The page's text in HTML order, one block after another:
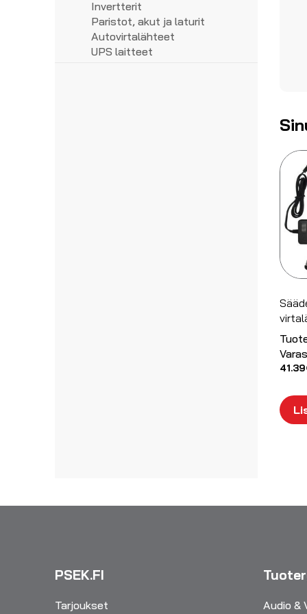
Phoenix Contact riviliittimet
Weidmuller riviliittimet
Tarratulostus
Teipit
Valonheittimet
Merkkivalot
Taskulamput/otsalamput
Invertterit
Paristot, akut ja laturit
Autovirtalähteet
UPS laitteet
41.39
PSEK.FI
Tarjoukset
Audio &